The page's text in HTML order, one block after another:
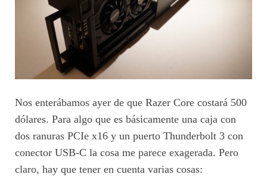
Nos enterábamos ayer de que Razer Core costará 500
dólares. Para algo que es básicamente una caja con
dos ranuras PCIe x16 y un puerto Thunderbolt 3 con
conector USB-C la cosa me parece exagerada. Pero
claro, hay que tener en cuenta varias cosas: